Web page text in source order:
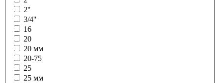
2''
3/4''
16
20
20 мм
20-75
25
25 мм